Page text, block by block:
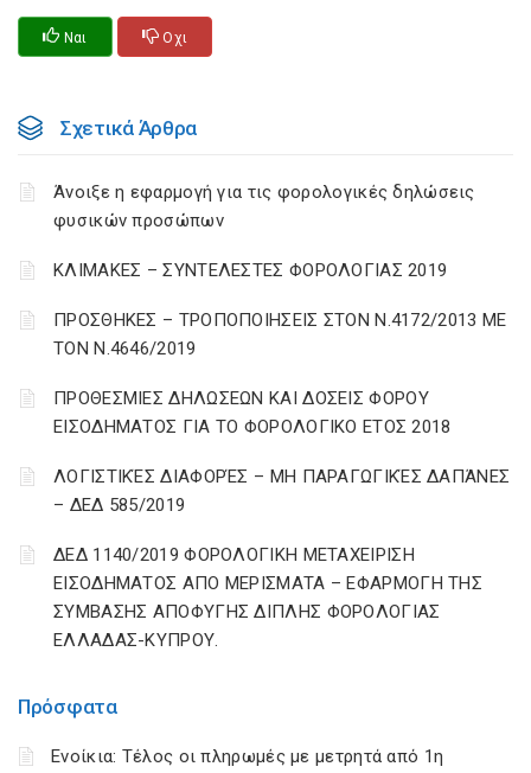
Πρόσφατα
Ενοίκια: Τέλος οι πληρωμές με μετρητά από 1η
Ναι Οχι
Σχετικά Άρθρα
Άνοιξε η εφαρμογή για τις φορολογικές δηλώσεις
φυσικών προσώπων
ΚΛΙΜΑΚΕΣ – ΣΥΝΤΕΛΕΣΤΕΣ ΦΟΡΟΛΟΓΙΑΣ 2019
ΠΡΟΣΘΗΚΕΣ – ΤΡΟΠΟΠΟΙΗΣΕΙΣ ΣΤΟΝ Ν.4172/2013 ΜΕ
ΤΟΝ Ν.4646/2019
ΠΡΟΘΕΣΜΙΕΣ ΔΗΛΩΣΕΩΝ ΚΑΙ ΔΟΣΕΙΣ ΦΟΡΟΥ
ΕΙΣΟΔΗΜΑΤΟΣ ΓΙΑ ΤΟ ΦΟΡΟΛΟΓΙΚΟ ΕΤΟΣ 2018
ΛΟΓΙΣΤΙΚΈΣ ΔΙΑΦΟΡΈΣ – ΜΗ ΠΑΡΑΓΩΓΙΚΈΣ ΔΑΠΆΝΕΣ
– ΔΕΔ 585/2019
ΔΕΔ 1140/2019 ΦΟΡΟΛΟΓΙΚΗ ΜΕΤΑΧΕΙΡΙΣΗ
ΕΙΣΟΔΗΜΑΤΟΣ ΑΠΟ ΜΕΡΙΣΜΑΤΑ – ΕΦΑΡΜΟΓΗ ΤΗΣ
ΣΥΜΒΑΣΗΣ ΑΠΟΦΥΓΗΣ ΔΙΠΛΗΣ ΦΟΡΟΛΟΓΙΑΣ
ΕΛΛΑΔΑΣ-ΚΥΠΡΟΥ.